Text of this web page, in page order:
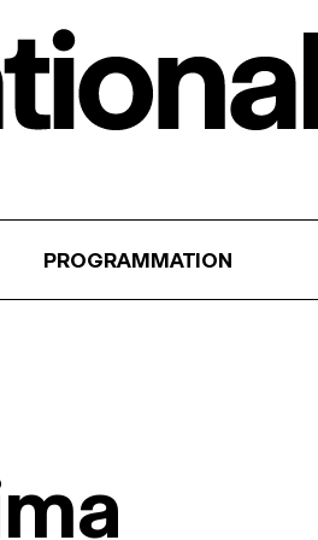
PROGRAMMATION